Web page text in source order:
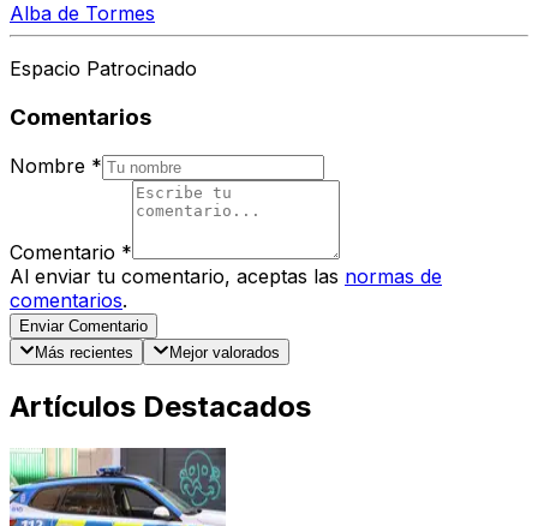
Alba de Tormes
Espacio Patrocinado
Comentarios
Nombre *
Comentario *
Al enviar tu comentario, aceptas las normas de
comentarios.
Enviar Comentario
Más recientes
Mejor valorados
Artículos Destacados